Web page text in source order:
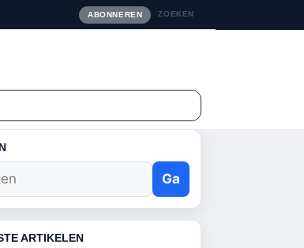
ABONNEREN ZOEKEN
Ga
ARTIKELEN